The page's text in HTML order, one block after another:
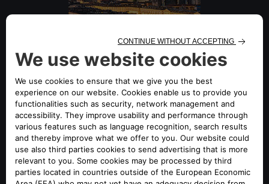
ENLARGED EUROPE